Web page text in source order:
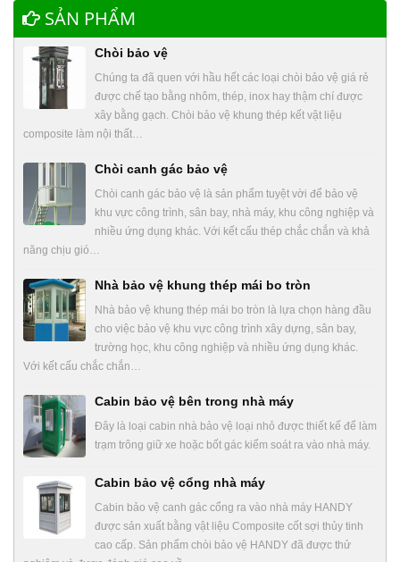
SẢN PHẨM
Chòi bảo vệ
Chúng ta đã quen với hầu hết các loại chòi bảo vệ giá rẻ
được chế tạo bằng nhôm, thép, inox hay thậm chí được
xây bằng gạch. Chòi bảo vệ khung thép kết vật liệu
composite làm nội thất…
Chòi canh gác bảo vệ
Chòi canh gác bảo vệ là sản phẩm tuyệt vời để bảo vệ
khu vực công trình, sân bay, nhà máy, khu công nghiệp và
nhiều ứng dụng khác. Với kết cấu thép chắc chắn và khả
năng chịu gió…
Nhà bảo vệ khung thép mái bo tròn
Nhà bảo vệ khung thép mái bo tròn là lựa chọn hàng đầu
cho việc bảo vệ khu vực công trình xây dựng, sân bay,
trường học, khu công nghiệp và nhiều ứng dụng khác.
Với kết cấu chắc chắn…
Cabin bảo vệ bên trong nhà máy
Đây là loại cabin nhà bảo vệ loại nhỏ được thiết kế để làm
trạm trông giữ xe hoặc bốt gác kiểm soát ra vào nhà máy.
Cabin bảo vệ cổng nhà máy
Cabin bảo vệ canh gác cổng ra vào nhà máy HANDY
được sản xuất bằng vật liệu Composite cốt sợi thủy tinh
cao cấp. Sản phẩm chòi bảo vệ HANDY đã được thử